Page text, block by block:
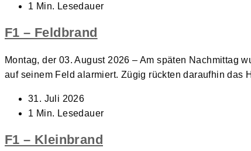
veröffentlicht:
Lesedauer:
1 Min. Lesedauer
F1 – Feldbrand
Montag, der 03. August 2026 – Am späten Nachmittag
auf seinem Feld alarmiert. Zügig rückten daraufhin das
Beitrag
veröffentlicht:
31. Juli 2026
Lesedauer:
1 Min. Lesedauer
F1 – Kleinbrand